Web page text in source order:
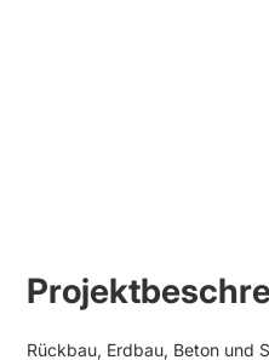
Rückbau, Erdbau, Beton und